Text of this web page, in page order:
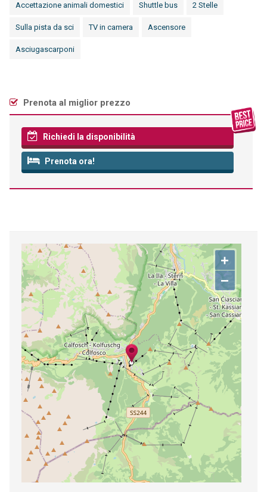
Accettazione animali domestici Shuttle bus 2 Stelle
Sulla pista da sci TV in camera Ascensore
Asciugascarponi
Prenota al miglior prezzo
Richiedi la disponibilità
Prenota ora!
+
−